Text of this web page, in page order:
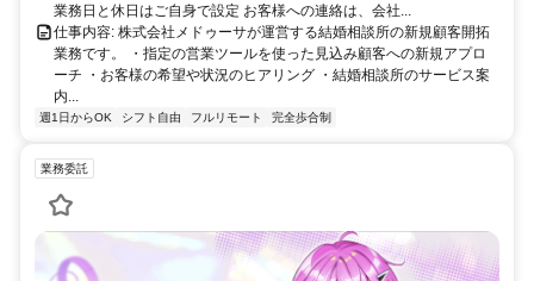
業務日と休日はご自身で設定 お客様への連絡は、会社...
仕事内容: 株式会社メドゥーサが運営する結婚相談所の新規顧客開拓
業務です。 ・指定の営業ツールを使った見込み顧客への新規アプロ
ーチ ・お客様の希望や状況のヒアリング ・結婚相談所のサービス案
内...
週1日からOK シフト自由 フルリモート 完全歩合制
業務委託